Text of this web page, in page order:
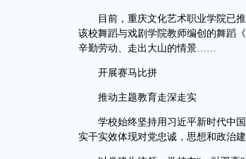
目前，重庆文化艺术职业学院已推
该校舞蹈与戏剧学院教师编创的舞蹈
辛勤劳动、走出大山的情景……
开展赛马比拼
推动主题教育走深走实
学校始终坚持用习近平新时代中国
实干实效体现对党忠诚，思想和政治建